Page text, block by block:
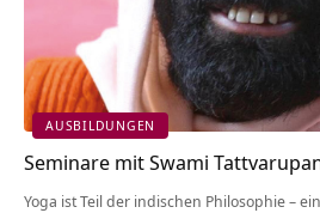
AUSBILDUNGEN
Seminare mit Swami
Yoga ist Teil der indischen Philosophie –